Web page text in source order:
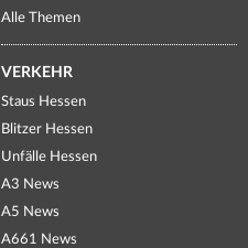
Alle Themen
VERKEHR
Staus Hessen
Blitzer Hessen
Unfälle Hessen
A3 News
A5 News
A661 News